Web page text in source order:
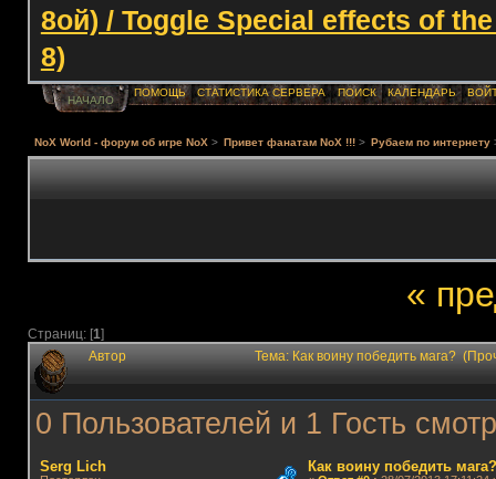
8ой) / Toggle Special effects of
8)
НАЧАЛО
ПОМОЩЬ СТАТИСТИКА СЕРВЕРА ПОИСК КАЛЕНДАРЬ
NoX World - форум об игре NoX > Привет фанатам NoX !!! > Рубаем по интернету
«
Страниц: [1]
Автор Тема: Как воину победить мага?
0 Пользователей и 1 Гость
Serg Lich Как воину победить мага?